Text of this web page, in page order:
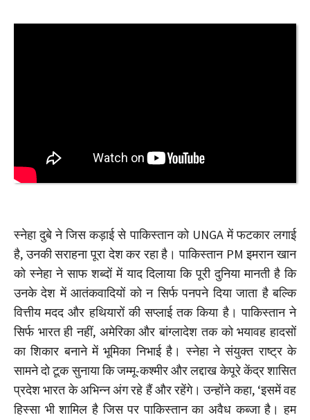
स्नेहा दुबे ने जिस कड़ाई से पाकिस्तान को UNGA में फटकार लगाई
है, उनकी सराहना पूरा देश कर रहा है। पाकिस्तान PM इमरान खान
को स्नेहा ने साफ शब्दों में याद दिलाया कि पूरी दुनिया मानती है कि
उनके देश में आतंकवादियों को न सिर्फ पनपने दिया जाता है बल्कि
वित्तीय मदद और हथियारों की सप्लाई तक किया है। पाकिस्तान ने
सिर्फ भारत ही नहीं, अमेरिका और बांग्लादेश तक को भयावह हादसों
का शिकार बनाने में भूमिका निभाई है। स्नेहा ने संयुक्त राष्ट्र के
सामने दो टूक सुनाया कि जम्मू-कश्मीर और लद्दाख केपूरे केंद्र शासित
प्रदेश भारत के अभिन्न अंग रहे हैं और रहेंगे। उन्होंने कहा, ‘इसमें वह
हिस्सा भी शामिल है जिस पर पाकिस्तान का अवैध कब्जा है। हम